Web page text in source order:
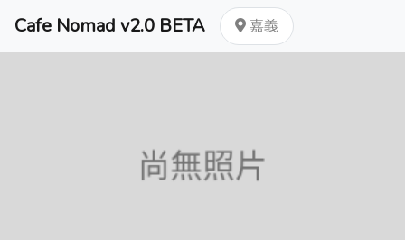
Cafe Nomad v2.0 BETA 嘉義